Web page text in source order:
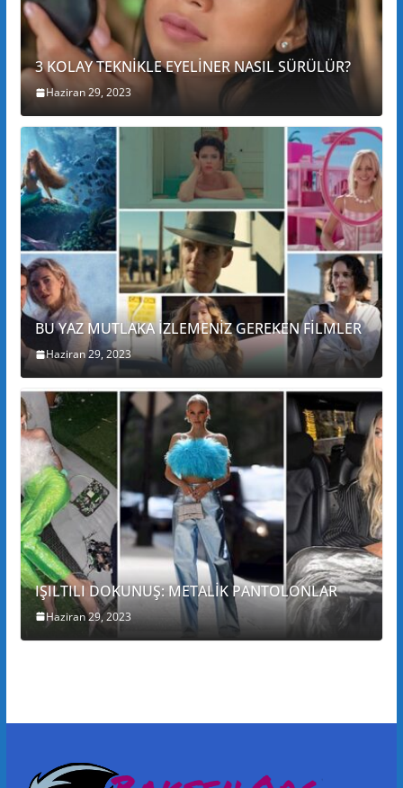
3 KOLAY TEKNİKLE EYELİNER NASIL SÜRÜLÜR?
Haziran 29, 2023
BU YAZ MUTLAKA İZLEMENİZ GEREKEN FİLMLER
Haziran 29, 2023
IŞILTILI DOKUNUŞ: METALİK PANTOLONLAR
Haziran 29, 2023